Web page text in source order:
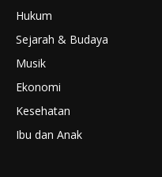
Hukum
Sejarah & Budaya
Musik
Ekonomi
Kesehatan
Ibu dan Anak